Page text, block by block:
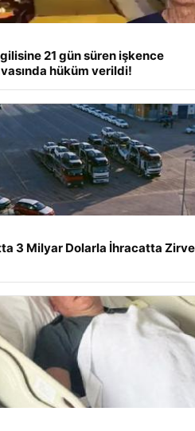
21 gün süren işkence
hüküm verildi!
3 Milyar Dolarla İhracatta